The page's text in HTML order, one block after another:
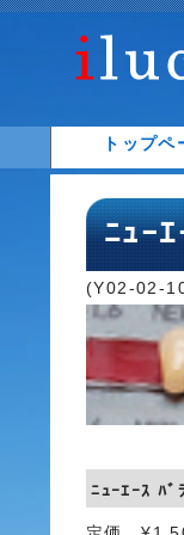
トップペ
ﾆｭｰ
(Y02-02-
ﾆｭｰｴｰｽ ﾊ